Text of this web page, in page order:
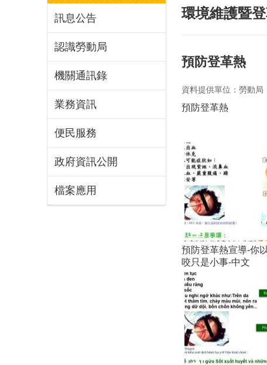
訊息公告
認識勞動局
機關通訊錄
業務資訊
便民服務
政府資訊公開
檔案應用
環境維護暨
預防登革熱
資料提供單位：勞動局
預防登革熱
預防登革熱宣導-你
咬只是小事-中文